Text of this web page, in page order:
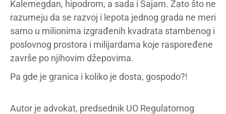
Kalemegdan, hipodrom, a sada i Sajam. Zato što ne
razumeju da se razvoj i lepota jednog grada ne meri
samo u milionima izgrađenih kvadrata stambenog i
poslovnog prostora i milijardama koje raspoređene
završe po njihovim džepovima.
Pa gde je granica i koliko je dosta, gospodo?!
Autor je advokat, predsednik UO Regulatornog